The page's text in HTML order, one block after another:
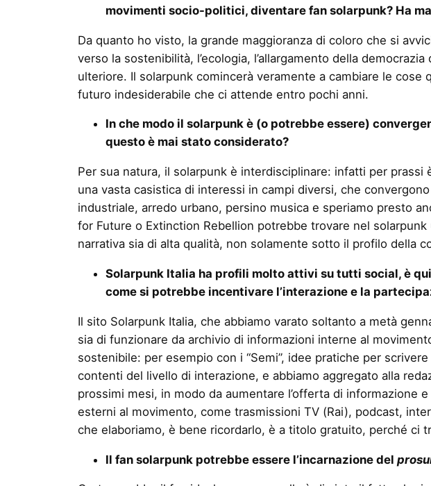
movimenti socio-politici, diventare fan solarpunk? Ha
Da quanto ho visto, la grande maggioranza di coloro che si
verso la sostenibilità, l’ecologia, l’allargamento della
ulteriore. Il solarpunk comincerà veramente a cambiare le
futuro indesiderabile che ci attende entro pochi anni.
In che modo il solarpunk è (o potrebbe essere)
questo è mai stato considerato?
Per sua natura, il solarpunk è interdisciplinare: infatti per
una vasta casistica di interessi in campi diversi, che
industriale, arredo urbano, persino musica e speriamo presto
for Future o Extinction Rebellion potrebbe trovare nel
narrativa sia di alta qualità, non solamente sotto il profilo della
Solarpunk Italia ha profili molto attivi su tutti social, è
come si potrebbe incentivare l’interazione e la
Il sito Solarpunk Italia, che abbiamo varato soltanto a metà
sia di funzionare da archivio di informazioni interne al
sostenibile: per esempio con i “Semi”, idee pratiche per
contenti del livello di interazione, e abbiamo aggregato alla
prossimi mesi, in modo da aumentare l’offerta di informazione
esterni al movimento, come trasmissioni TV (Rai), podcast,
che elaboriamo, è bene ricordarlo, è a titolo gratuito, perché ci
Il fan solarpunk potrebbe essere l’incarnazione del